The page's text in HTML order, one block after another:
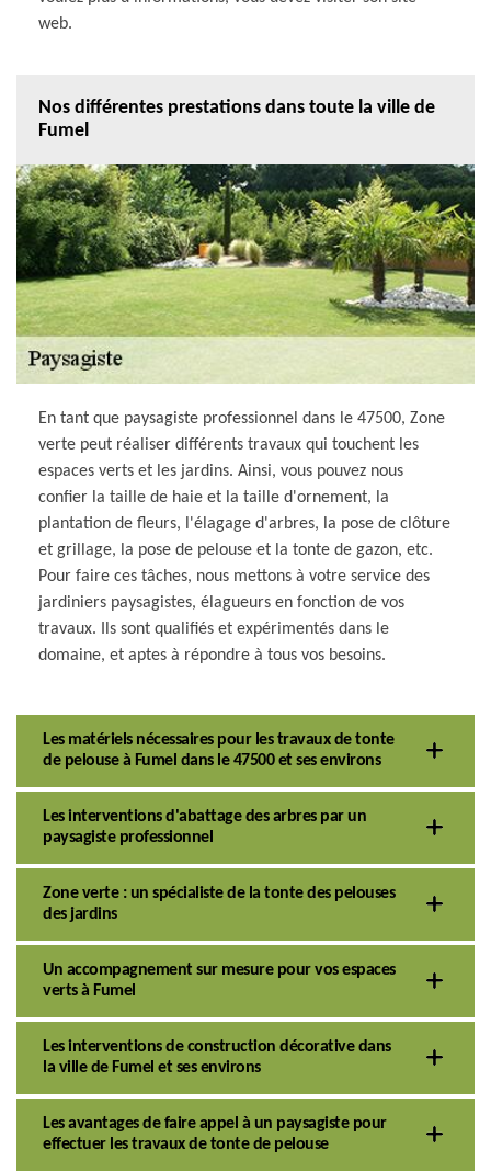
web.
Nos différentes prestations dans toute la ville de
Fumel
En tant que paysagiste professionnel dans le 47500, Zone
verte peut réaliser différents travaux qui touchent les
espaces verts et les jardins. Ainsi, vous pouvez nous
confier la taille de haie et la taille d'ornement, la
plantation de fleurs, l'élagage d'arbres, la pose de clôture
et grillage, la pose de pelouse et la tonte de gazon, etc.
Pour faire ces tâches, nous mettons à votre service des
jardiniers paysagistes, élagueurs en fonction de vos
travaux. Ils sont qualifiés et expérimentés dans le
domaine, et aptes à répondre à tous vos besoins.
Les matériels nécessaires pour les travaux de tonte
de pelouse à Fumel dans le 47500 et ses environs
Les interventions d'abattage des arbres par un
paysagiste professionnel
Zone verte : un spécialiste de la tonte des pelouses
des jardins
Un accompagnement sur mesure pour vos espaces
verts à Fumel
Les interventions de construction décorative dans
la ville de Fumel et ses environs
Les avantages de faire appel à un paysagiste pour
effectuer les travaux de tonte de pelouse